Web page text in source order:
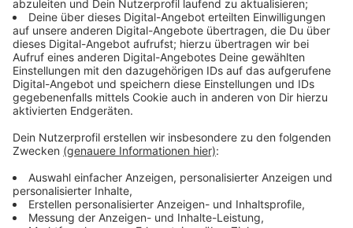
©Radio Leverkusen
Anzeige
Keine Wendemöglichkeit
Der Bus war versehentlich in die Friedlieb-Ferdinand-